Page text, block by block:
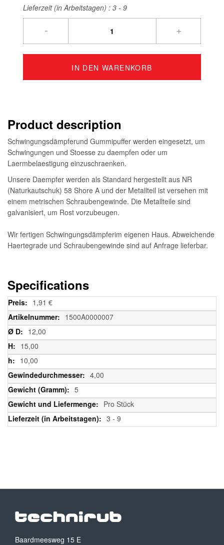
Lieferzeit (in Arbeitstagen) : 3 - 9
- +
IN DEN WARENKORB
Product description
Schwingungsdämpferund Gummipuffer werden eingesetzt, um
Schwingungen und Stoesse zu daempfen oder um
Laermbelaestigung einzuschraenken.
Unsere Daempfer werden als Standard hergestellt aus NR
(Naturkautschuk) 58 Shore A und der Metallteil ist versehen mit
einem metrischen Schraubengewinde. Die Metallteile sind
galvanisiert, um Rost vorzubeugen.
Wir fertigen Schwingungsdämpferim eigenen Haus. Abweichende
Haertegrade und Schraubengewinde sind auf Anfrage lieferbar.
Specifications
Weitere
Informationen
1,91 €
1500A0000007
12,00
15,00
10,00
4,00
5
Pro Stück
3 - 9
Baardmeesweg 15 E